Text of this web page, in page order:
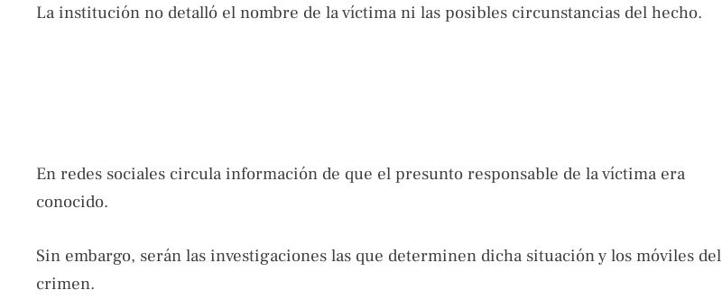
La institución no detalló el nombre de la víctima ni las posibles circunstancias del hecho.
En redes sociales circula información de que el presunto responsable de la víctima era
conocido.
Sin embargo, serán las investigaciones las que determinen dicha situación y los móviles del
crimen.